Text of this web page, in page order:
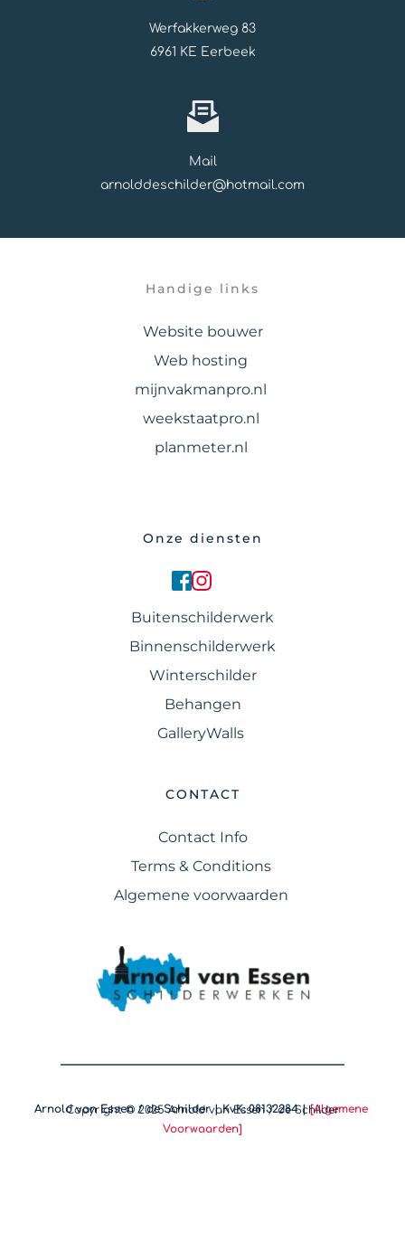
Werfakkerweg 83
6961 KE Eerbeek
Mail
arnolddeschilder@hotmail.com
Handige links
Website bouwer
Web hosting
mijnvakmanpro.nl
weekstaatpro.nl
planmeter.nl
Onze diensten
Buitenschilderwerk
Binnenschilderwerk
Winterschilder
Behangen
GalleryWalls
CONTACT
Contact Info
Terms & Conditions
Algemene voorwaarden
Arnold van Essen / de Schilder | KvK: 08132284 | [Algemene
Voorwaarden]
Copyright © 2025 Arnold van Essen / de Schilder